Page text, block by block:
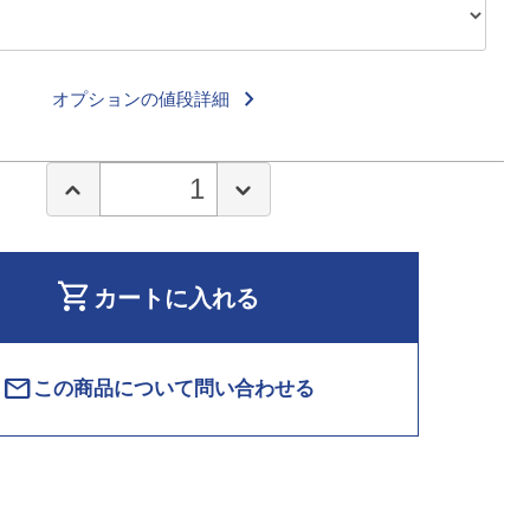
オプションの値段詳細 keyboard_arrow_right
shopping_cart カートに入れる
mail この商品について問い合わせる